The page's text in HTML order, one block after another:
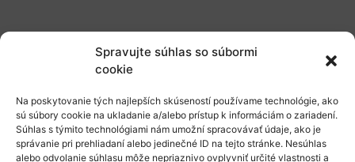
Spravujte súhlas so súbormi
cookie
Na poskytovanie tých najlepších skúseností používame technológie, ako
sú súbory cookie na ukladanie a/alebo prístup k informáciám o zariadení.
Súhlas s týmito technológiami nám umožní spracovávať údaje, ako je
správanie pri prehliadaní alebo jedinečné ID na tejto stránke. Nesúhlas
alebo odvolanie súhlasu môže nepriaznivo ovplyvniť určité vlastnosti a
O nás
Naše služby
Financovanie a podpora